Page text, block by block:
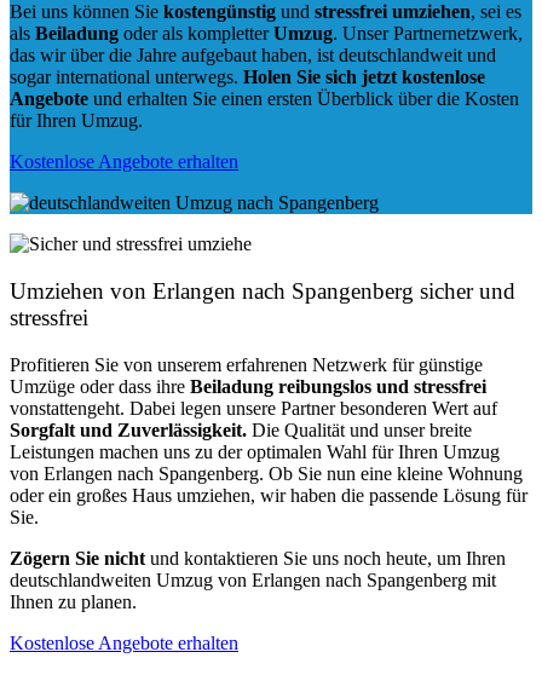
Bei uns können Sie kostengünstig und stressfrei umziehen, sei es
als Beiladung oder als kompletterUmzug. Unser Partnernetzwerk,
das wir über die Jahre aufgebaut haben, ist deutschlandweit und
sogar international unterwegs. Holen Sie sich jetzt kostenlose
Angebote und erhalten Sie einen ersten Überblick über die Kosten
für Ihren Umzug.
Kostenlose Angebote erhalten
Umziehen von Erlangen nach Spangenberg sicher und
stressfrei
Profitieren Sie von unserem erfahrenen Netzwerk für günstige
Umzüge oder dass ihre Beiladung reibungslos und stressfrei
vonstattengeht. Dabei legen unsere Partner besonderen Wert auf
Sorgfalt und Zuverlässigkeit. Die Qualität und unser breite
Leistungen machen uns zu der optimalen Wahl für Ihren Umzug
von Erlangen nach Spangenberg. Ob Sie nun eine kleine Wohnung
oder ein großes Haus umziehen, wir haben die passende Lösung für
Sie.
Zögern Sie nicht und kontaktieren Sie uns noch heute, um Ihren
deutschlandweiten Umzug von Erlangen nach Spangenberg mit
Ihnen zu planen.
Kostenlose Angebote erhalten